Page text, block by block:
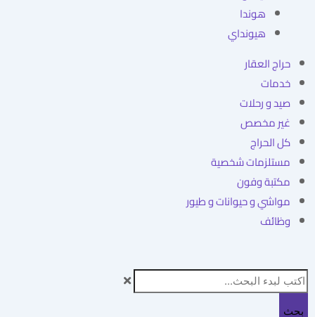
هوندا
هيونداي
حراج العقار
خدمات
صيد و رحلات
غير مخصص
كل الحراج
مستلزمات شخصية
مكتبة وفون
مواشي و حيوانات و طيور
وظائف
بحث